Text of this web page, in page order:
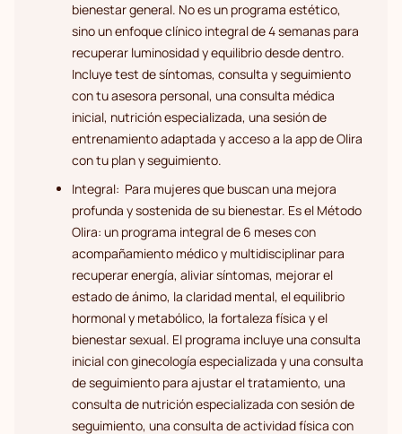
bienestar general. No es un programa estético,
sino un enfoque clínico integral de 4 semanas para
recuperar luminosidad y equilibrio desde dentro.
Incluye test de síntomas, consulta y seguimiento
con tu asesora personal, una consulta médica
inicial, nutrición especializada, una sesión de
entrenamiento adaptada y acceso a la app de Olira
con tu plan y seguimiento.
Integral: Para mujeres que buscan una mejora
profunda y sostenida de su bienestar. Es el Método
Olira: un programa integral de 6 meses con
acompañamiento médico y multidisciplinar para
recuperar energía, aliviar síntomas, mejorar el
estado de ánimo, la claridad mental, el equilibrio
hormonal y metabólico, la fortaleza física y el
bienestar sexual. El programa incluye una consulta
inicial con ginecología especializada y una consulta
de seguimiento para ajustar el tratamiento, una
consulta de nutrición especializada con sesión de
seguimiento, una consulta de actividad física con